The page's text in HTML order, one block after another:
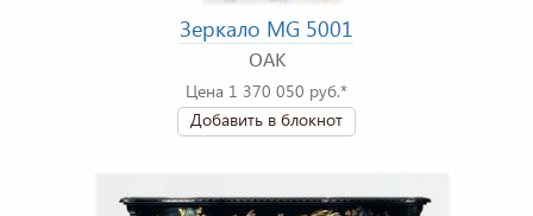
Зеркало MG 5001
OAK
Цена 1 370 050 руб.*
Добавить в блокнот